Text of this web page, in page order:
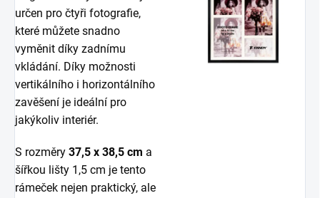
určen pro čtyři fotografie,
které můžete snadno
vyměnit díky zadnímu
vkládání. Díky možnosti
vertikálního i horizontálního
zavěšení je ideální pro
jakýkoliv interiér.
S rozměry 37,5 x 38,5 cm a
šířkou lišty 1,5 cm je tento
rámeček nejen praktický, ale